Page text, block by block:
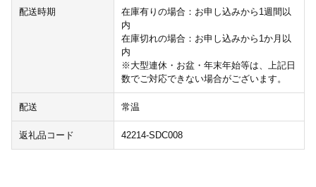
配送時期
在庫有りの場合：お申し込みから1週間以
内
在庫切れの場合：お申し込みから1か月以
内
※大型連休・お盆・年末年始等は、上記日
数でご対応できない場合がございます。
配送 常温
返礼品コード 42214-SDC008